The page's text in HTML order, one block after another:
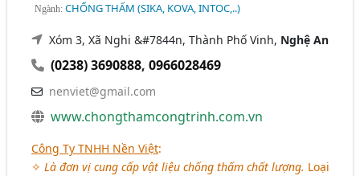
Ngành:CHỐNG THẤM (SIKA, KOVA, INTOC,..)
Xóm 3, Xã Nghi &#7844n, Thành Phố Vinh, Nghệ An
(0238) 3690888,0966028469
nenviet@gmail.com
www.chongthamcongtrinh.com.vn
Công Ty TNHH Nền Việt:
✧Là đơn vị cung cấp vật liệu chống thấm chất lượng. Loại